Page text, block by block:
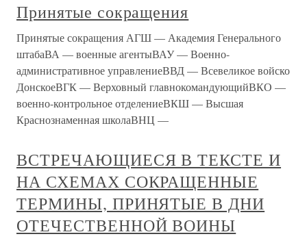
Принятые сокращения
Принятые сокращения АГШ — Академия Генерального
штабаВА — военные агентыВАУ — Военно-
административное управлениеВВД — Всевеликое войско
ДонскоеВГК — Верховный главнокомандующийВКО —
военно-контрольное отделениеВКШ — Высшая
Краснознаменная школаВНЦ —
ВСТРЕЧАЮЩИЕСЯ В ТЕКСТЕ И
НА СХЕМАХ СОКРАЩЕННЫЕ
ТЕРМИНЫ, ПРИНЯТЫЕ В ДНИ
ОТЕЧЕСТВЕННОЙ ВОИНЫ